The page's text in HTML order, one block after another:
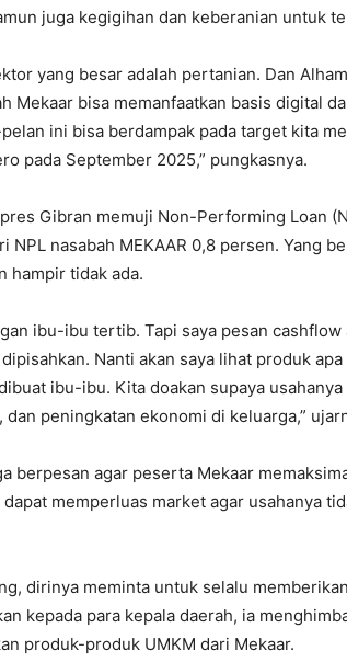
juga kegigihan dan keberanian untuk
yang besar adalah pertanian. Dan
Mekaar bisa memanfaatkan basis digital
ini bisa berdampak pada target kita
pada September 2025,” pungkasnya.
Gibran memuji Non-Performing Loan
NPL nasabah MEKAAR 0,8 persen. Yang
hampir tidak ada.
ibu-ibu tertib. Tapi saya pesan
Nanti akan saya lihat produk
ibu-ibu. Kita doakan supaya
dan peningkatan ekonomi di keluarga,”
berpesan agar peserta Mekaar
memperluas market agar usahanya
dirinya meminta untuk selalu
kepada para kepala daerah, ia
produk-produk UMKM dari Mekaar.